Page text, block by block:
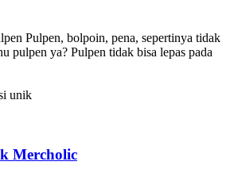
Pulpen, bolpoin, pena, sepertinya tidak
pulpen ya? Pulpen tidak bisa lepas pada
Mercholic